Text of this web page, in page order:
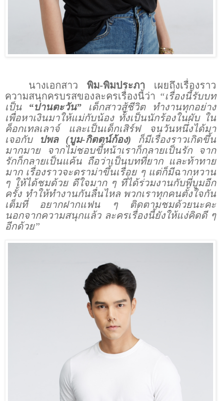
นางเอกสาว พิม-พิมประภา เผยถึงเรื่องราว
ความสนุกครบรสของละครเรื่องนี้ว่า “เรื่องนี้รับบท
เป็น “ปานตะวัน” เด็กสาวสู้ชีวิต ทำงานทุกอย่าง
เพื่อหาเงินมาให้แม่กับน้อง ทั้งเป็นนักร้องในผับ ใน
ค็อกเทลเลาจ์ และเป็นเด็กเสิร์ฟ จนวันหนึ่งได้มา
เจอกับ
ปพล (บูม-กิตตน์ก้อง) ก็มีเรื่องราวเกิดขึ้น
มากมาย จากไม่ชอบขี้หน้าเราก็กลายเป็นรัก จาก
รักก็กลายเป็นแค้น ถือว่าเป็นบทที่ยาก และท้าทาย
มาก เรื่องราวจะดราม่าขึ้นเรื่อย ๆ แต่ก็มีฉากหวาน
ๆ ให้ได้ชมด้วย ดีใจมาก ๆ ที่ได้ร่วมงานกับพี่บูมอีก
ครั้ง ทำให้ทำงานกันลื่นไหล พวกเราทุกคนตั้งใจกัน
เต็มที่ อยากฝากแฟน ๆ ติดตามชมด้วยนะคะ
นอกจากความสนุกแล้ว ละครเรื่องนี้ยังให้แง่คิดดี ๆ
อีกด้วย”